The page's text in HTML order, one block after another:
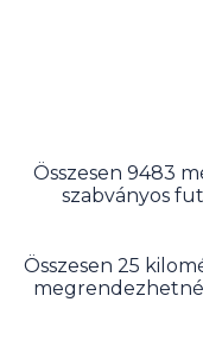
Összesen 9483
szabványos
Összesen 25